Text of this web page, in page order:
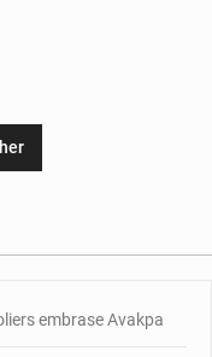
embrase Avakpa